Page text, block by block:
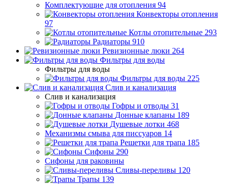
Комплектующие для отопления 94
Конвекторы отопления
97
Котлы отопительные 293
Радиаторы 910
Ревизионные люки 264
Фильтры для воды
Фильтры для воды
Фильтры для воды 225
Слив и канализация
Слив и канализация
Гофры и отводы 31
Донные клапаны 189
Душевые лотки 468
Механизмы смыва для писсуаров 14
Решетки для трапа 185
Сифоны 290
Сифоны для раковины
Сливы-переливы 120
Трапы 139